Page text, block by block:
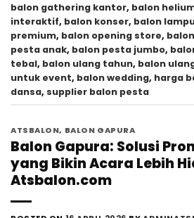
balon gathering kantor, balon
interaktif, balon konser, balon
premium, balon opening store,
pesta anak, balon pesta jumbo,
tebal, balon ulang tahun, balon
untuk event, balon wedding, harga
dansa, supplier balon pesta
ATSBALON, BALON GAPURA
Balon Gapura: Solusi
yang Bikin Acara Lebih
Atsbalon.com